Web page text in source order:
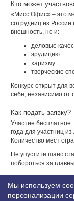
Кто может
«Мисс Офис» – это
сотрудниц из
внешность, но и:
деловые
эрудицию
харизму
творческие
Конкурс открыт для
себе, независимо от
Как подать заявку?
Участие
года для участниц
Количество мест
Не упустите шанс
побороться за
Мы используем
персонализации